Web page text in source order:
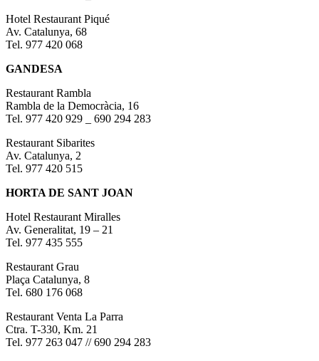
Hotel Restaurant Piqué
Av. Catalunya, 68
Tel. 977 420 068
GANDESA
Restaurant Rambla
Rambla de la Democràcia, 16
Tel. 977 420 929 _ 690 294 283
Restaurant Sibarites
Av. Catalunya, 2
Tel. 977 420 515
HORTA DE SANT JOAN
Hotel Restaurant Miralles
Av. Generalitat, 19 – 21
Tel. 977 435 555
Restaurant Grau
Plaça Catalunya, 8
Tel. 680 176 068
Restaurant Venta La Parra
Ctra. T-330, Km. 21
Tel. 977 263 047 // 690 294 283